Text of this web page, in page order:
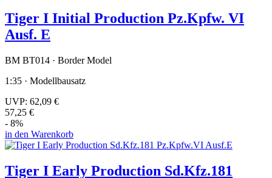
Tiger I Initial Production Pz.Kpfw. VI
Ausf. E
BM BT014 · Border Model
1:35 · Modellbausatz
UVP: 62,09 €
57,25 €
- 8%
in den Warenkorb
Tiger I Early Production Sd.Kfz.181